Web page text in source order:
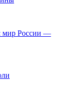
мир России —